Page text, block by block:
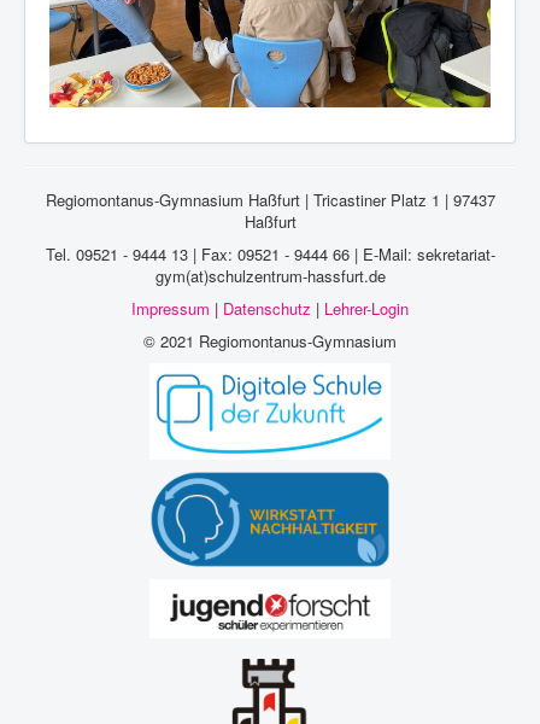
Regiomontanus-Gymnasium Haßfurt | Tricastiner Platz 1 | 97437
Haßfurt
Tel. 09521 - 9444 13 | Fax: 09521 - 9444 66 | E-Mail: sekretariat-
gym(at)schulzentrum-hassfurt.de
Impressum | Datenschutz | Lehrer-Login
© 2021 Regiomontanus-Gymnasium